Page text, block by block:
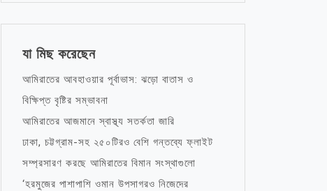
যা মিছ করেছেন
আমিরাতের আবহাওয়ার পূর্বাভাস: ঝড়ো বাতাস ও
বিক্ষিপ্ত বৃষ্টির সম্ভাবনা
আমিরাতের আজমানে স্বাস্থ্য সতর্কতা জারি
ঢাকা, চট্টগ্রাম-সহ ২৫০টিরও বেশি গন্তব্যে ফ্লাইট
সম্প্রসারণ করছে আমিরাতের বিমান সংস্থাগুলো
‘হরমুজের পাশাপাশি ওমান উপসাগরও নিজেদের